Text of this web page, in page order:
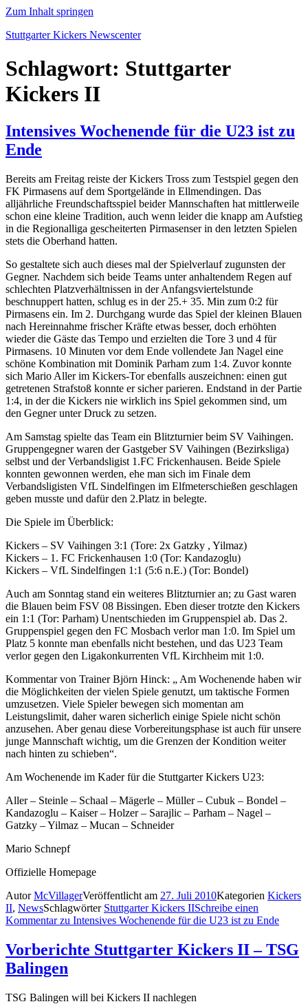
Zum Inhalt springen
Stuttgarter Kickers Newscenter
Schlagwort: Stuttgarter
Kickers II
Intensives Wochenende für die U23 ist zu
Ende
Bereits am Freitag reiste der Kickers Tross zum Testspiel gegen den
FK Pirmasens auf dem Sportgelände in Ellmendingen. Das
alljährliche Freundschaftsspiel beider Mannschaften hat mittlerweile
schon eine kleine Tradition, auch wenn leider die knapp am Aufstieg
in die Regionalliga gescheiterten Pirmasenser in den letzten Spielen
stets die Oberhand hatten.
So gestaltete sich auch dieses mal der Spielverlauf zugunsten der
Gegner. Nachdem sich beide Teams unter anhaltendem Regen auf
schlechten Platzverhältnissen in der Anfangsviertelstunde
beschnuppert hatten, schlug es in der 25.+ 35. Min zum 0:2 für
Pirmasens ein. Im 2. Durchgang wurde das Spiel der kleinen Blauen
nach Hereinnahme frischer Kräfte etwas besser, doch erhöhten
wieder die Gäste das Tempo und erzielten die Tore 3 und 4 für
Pirmasens. 10 Minuten vor dem Ende vollendete Jan Nagel eine
schöne Kombination mit Dominik Parham zum 1:4. Zuvor konnte
sich Mario Aller im Kickers-Tor ebenfalls auszeichnen: einen gut
getretenen Strafstoß konnte er sicher parieren. Endstand in der Partie
1:4, in der die Kickers nie wirklich ins Spiel gekommen sind, um
den Gegner unter Druck zu setzen.
Am Samstag spielte das Team ein Blitzturnier beim SV Vaihingen.
Gruppengegner waren der Gastgeber SV Vaihingen (Bezirksliga)
selbst und der Verbandsligist 1.FC Frickenhausen. Beide Spiele
konnten gewonnen werden, ehe man sich im Finale dem
Verbandsligisten VfL Sindelfingen im Elfmeterschießen geschlagen
geben musste und dafür den 2.Platz in belegte.
Die Spiele im Überblick:
Kickers – SV Vaihingen 3:1 (Tore: 2x Gatzky , Yilmaz)
Kickers – 1. FC Frickenhausen 1:0 (Tor: Kandazoglu)
Kickers – VfL Sindelfingen 1:1 (5:6 n.E.) (Tor: Bondel)
Auch am Sonntag stand ein weiteres Blitzturnier an; zu Gast waren
die Blauen beim FSV 08 Bissingen. Eben dieser trotzte den Kickers
ein 1:1 (Tor: Parham) Unentschieden im Gruppenspiel ab. Das 2.
Gruppenspiel gegen den FC Mosbach verlor man 1:0. Im Spiel um
Platz 5 konnte man ebenfalls nicht bestehen, und das U23 Team
verlor gegen den Ligakonkurrenten VfL Kirchheim mit 1:0.
Kommentar von Trainer Björn Hinck: „ Am Wochenende haben wir
die Möglichkeiten der vielen Spiele genutzt, um taktische Formen
umzusetzen. Viele Spieler bewegen sich momentan am
Leistungslimit, daher waren sicherlich einige Spiele nicht schön
anzusehen. Aber genau diese Vorbereitungsphase ist auch für unsere
junge Mannschaft wichtig, um die Grenzen der Kondition weiter
nach hinten zu schieben“.
Am Wochenende im Kader für die Stuttgarter Kickers U23:
Aller – Steinle – Schaal – Mägerle – Müller – Cubuk – Bondel –
Kandazoglu – Kaiser – Holzer – Sarajlic – Parham – Nagel –
Gatzky – Yilmaz – Mucan – Schneider
Mario Schnepf
Offizielle Homepage
AutorMcVillagerVeröffentlicht am 27. Juli 2010Kategorien Kickers
II, NewsSchlagwörter Stuttgarter Kickers IISchreibe einen
Kommentarzu Intensives Wochenende für die U23 ist zu Ende
Vorberichte Stuttgarter Kickers II – TSG
Balingen
TSG Balingen will bei Kickers II nachlegen